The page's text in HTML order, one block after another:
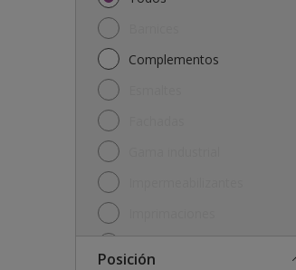
Complementos
posición